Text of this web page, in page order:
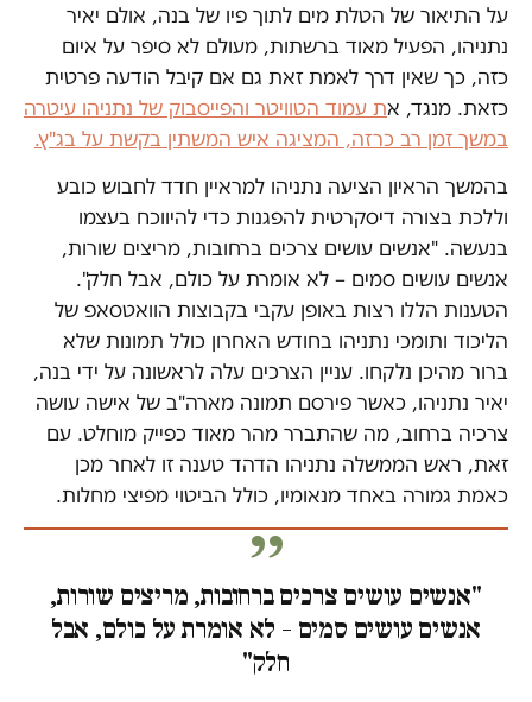
על התיאור של הטלת מים לתוך פיו של בנה, אולם יאיר
נתניהו, הפעיל מאוד ברשתות, מעולם לא סיפר על איום
כזה, כך שאין דרך לאמת זאת גם אם קיבל הודעה פרטית
כזאת. מנגד, את עמוד הטוויטר והפייסבוק של נתניהו עיטרה
במשך זמן רב כרזה, המציגה איש המשתין בקשת על בג"ץ.
בהמשך הראיון הציעה נתניהו למראיין חדד לחבוש כובע
וללכת בצורה דיסקרטית להפגנות כדי להיווכח בעצמו
בנעשה. "אנשים עושים צרכים ברחובות, מריצים שורות,
אנשים עושים סמים – לא אומרת על כולם, אבל חלק".
הטענות הללו רצות באופן עקבי בקבוצות הוואטסאפ של
הליכוד ותומכי נתניהו בחודש האחרון כולל תמונות שלא
ברור מהיכן נלקחו. עניין הצרכים עלה לראשונה על ידי בנה,
יאיר נתניהו, כאשר פירסם תמונה מארה"ב של אישה עושה
צרכיה ברחוב, מה שהתברר מהר מאוד כפייק מוחלט. עם
זאת, ראש הממשלה נתניהו הדהד טענה זו לאחר מכן
כאמת גמורה באחד מנאומיו, כולל הביטוי מפיצי מחלות.
"אנשים עושים צרכים ברחובות, מריצים שורות,
אנשים עושים סמים – לא אומרת על כולם, אבל
חלק"